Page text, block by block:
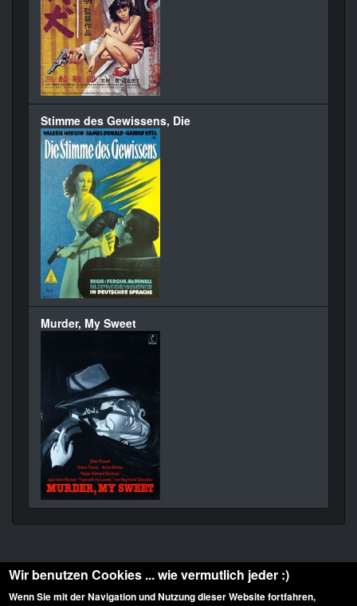
Stimme des Gewissens, Die
Murder, My Sweet
Wir benutzen Cookies ... wie vermutlich jeder :)
Wenn Sie mit der Navigation und Nutzung dieser Website fortfahren,